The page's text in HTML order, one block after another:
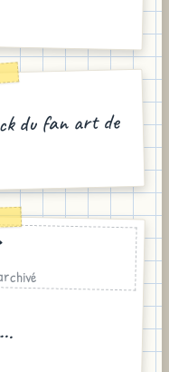
du fan art de